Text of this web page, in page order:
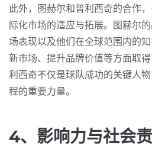
此外，图赫尔和普利西奇的合作
际化市场的适应与拓展。图赫尔
场表现以及他们在全球范围内的
新市场、提升品牌价值等方面取
利西奇不仅是球队成功的关键人
程的重要力量。
4、影响力与社会